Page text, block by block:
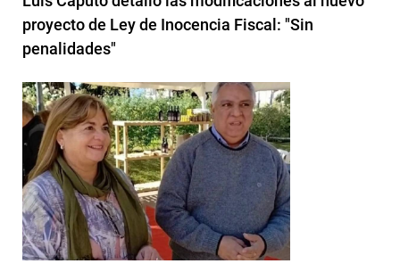
proyecto de Ley de Inocencia Fiscal: "Sin
penalidades"